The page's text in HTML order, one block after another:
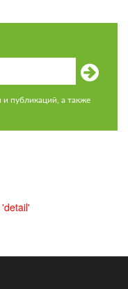
и публикаций, а также